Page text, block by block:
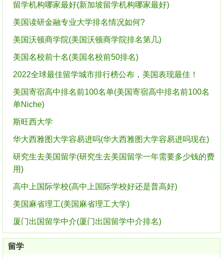
留学机构哪家最好(新加坡留学机构哪家最好)
美国读研金融专业大学排名情况如何?
美国沃顿商学院(美国沃顿商学院排名第几)
美国名校前十名(美国名校前50排名)
2022全球最佳留学城市排行榜公布，美国表现最佳！
美国寄宿高中排名前100名单(美国寄宿高中排名前100名
单Niche)
斯旺西大学
华大西雅图大学容易进吗(华大西雅图大学容易进吗现在)
研究生去美国留学(研究生去美国留学一年需要多少钱的费
用)
高中上国际学校(高中上国际学校好还是普高好)
美国麻省理工(美国麻省理工大学)
厦门出国留学中介(厦门出国留学中介排名)
留学